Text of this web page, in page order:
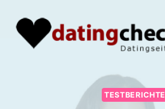
Inhalt
springen
TESTBERICHTE